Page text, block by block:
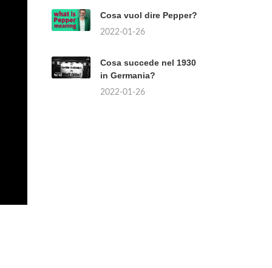
Cosa vuol dire Pepper?
2022-01-26
Cosa succede nel 1930
in Germania?
2022-01-26